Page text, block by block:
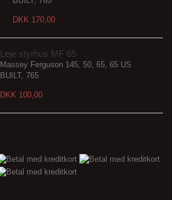
DKK 170,00
Leje styrhus MF 65
Massey Ferguson 145, 50, 65, 65 US
BUILT, 765
DKK 100,00